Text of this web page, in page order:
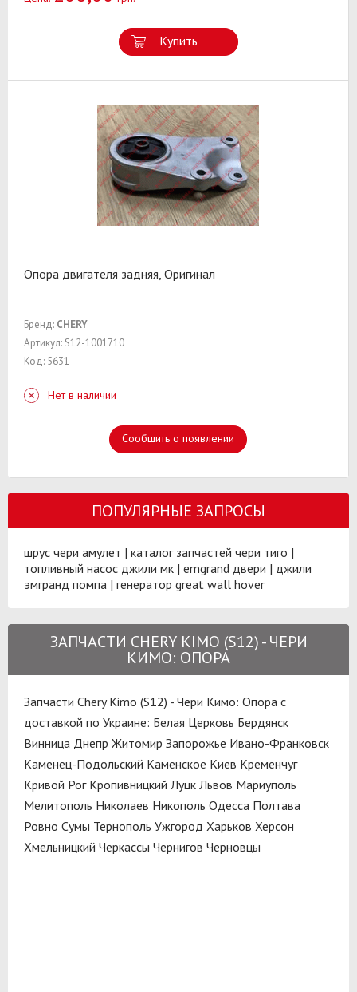
Купить
Опора двигателя задняя, Оригинал
Бренд: CHERY
Артикул: S12-1001710
Код: 5631
Нет в наличии
Сообщить о появлении
ПОПУЛЯРНЫЕ ЗАПРОСЫ
шрус чери амулет | каталог запчастей чери тиго |
топливный насос джили мк | emgrand двери | джили
эмгранд помпа | генератор great wall hover
ЗАПЧАСТИ CHERY KIMO (S12) - ЧЕРИ
КИМО: ОПОРА
Запчасти Chery Kimo (S12) - Чери Кимо: Опора с
доставкой по Украине: Белая Церковь Бердянск
Винница Днепр Житомир Запорожье Ивано-Франковск
Каменец-Подольский Каменское Киев Кременчуг
Кривой Рог Кропивницкий Луцк Львов Мариуполь
Мелитополь Николаев Никополь Одесса Полтава
Ровно Сумы Тернополь Ужгород Харьков Херсон
Хмельницкий Черкассы Чернигов Черновцы